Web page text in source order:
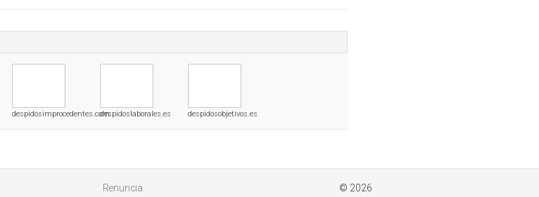
despidosimprocedentes.comdespidoslaborales.es despidosobjetivos.es
Renuncia © 2026